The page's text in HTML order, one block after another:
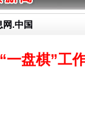
.中国
一盘棋”工